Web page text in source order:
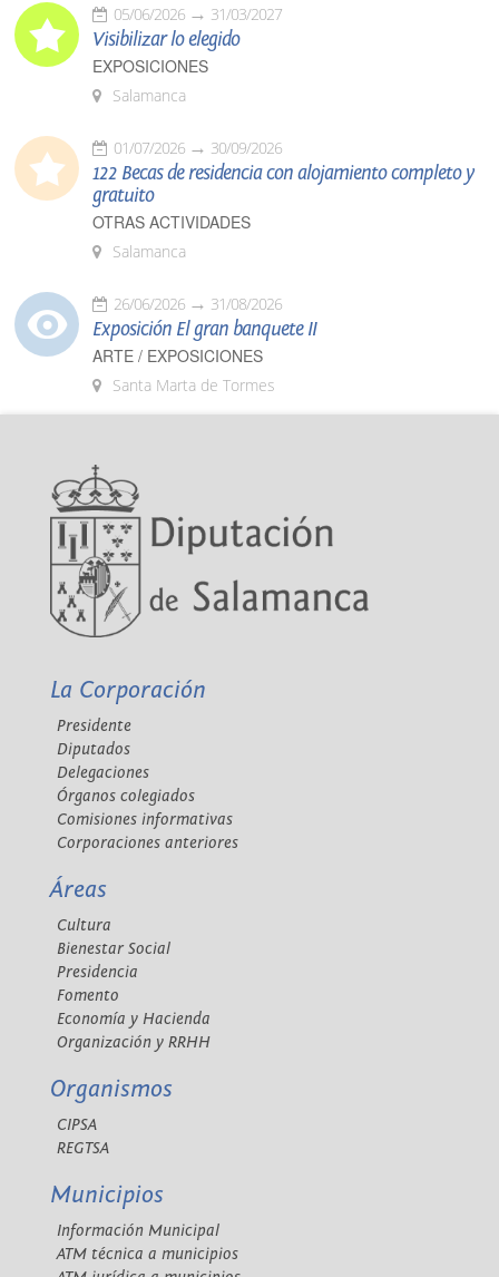
05/06/2026 31/03/2027
Visibilizar lo elegido
EXPOSICIONES
Salamanca
01/07/2026 30/09/2026
122 Becas de residencia con alojamiento completo y
gratuito
OTRAS ACTIVIDADES
Salamanca
26/06/2026 31/08/2026
Exposición El gran banquete II
ARTE / EXPOSICIONES
Santa Marta de Tormes
La Corporación
Presidente
Diputados
Delegaciones
Órganos colegiados
Comisiones informativas
Corporaciones anteriores
Áreas
Cultura
Bienestar Social
Presidencia
Fomento
Economía y Hacienda
Organización y RRHH
Organismos
CIPSA
REGTSA
Municipios
Información Municipal
ATM técnica a municipios